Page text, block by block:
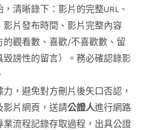
清晰錄下：影片的完整URL、
影片發布時間、影片完整內容
的觀看數、喜歡/不喜歡數、留
謗性的留言）。務必確認錄影
力，避免對方刪片後矢口否認，
影片網頁，送請公證人進行網路
流程記錄存取過程，出具公證